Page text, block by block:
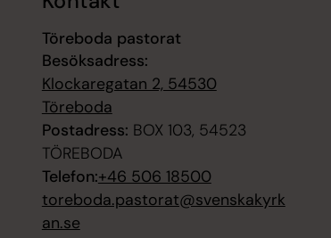
Töreboda pastorat
Besöksadress:
Klockaregatan 2, 54530
Töreboda
Postadress: BOX 103, 54523
TÖREBODA
Telefon:+46 506 18500
toreboda.pastorat@svenskakyrk
an.se